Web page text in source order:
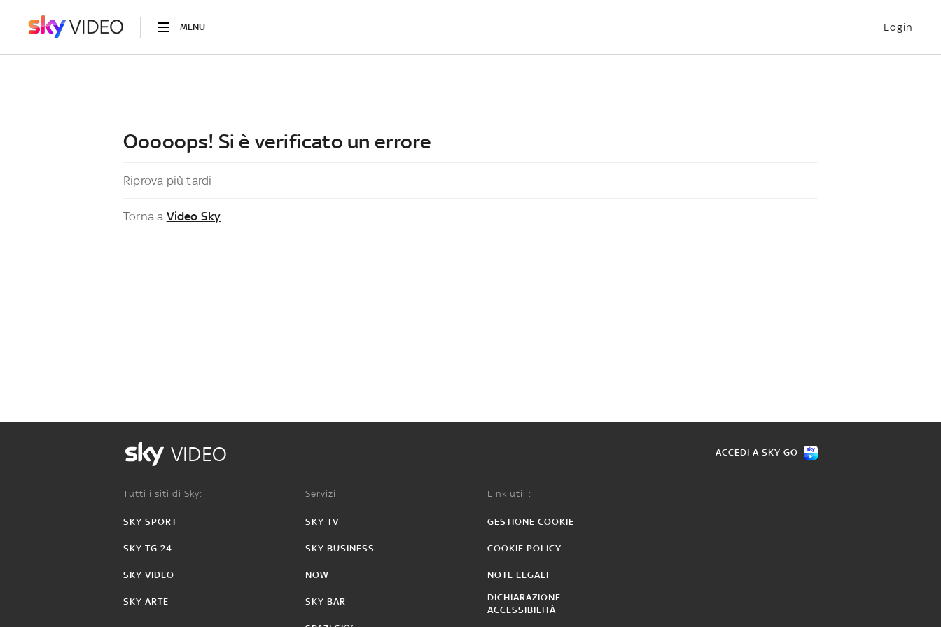
MENU Login
Ooooops! Si è verificato un errore
Riprova più tardi
Torna a Video Sky
VIDEO ACCEDI A SKY GO
Tutti i siti di Sky:
SKY SPORT
SKY TG 24
SKY VIDEO
SKY ARTE
Servizi:
SKY TV
SKY BUSINESS
NOW
SKY BAR
Link utili:
GESTIONE COOKIE
COOKIE POLICY
NOTE LEGALI
DICHIARAZIONE
ACCESSIBILITÀ